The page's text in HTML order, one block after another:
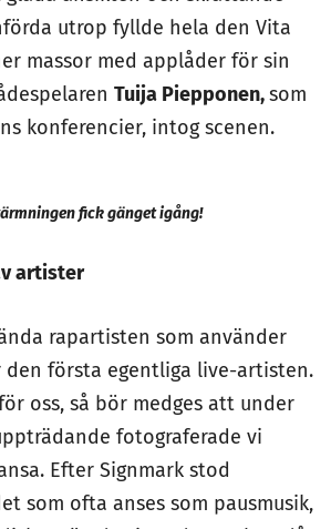
utrop fyllde hela den Vita
massor med applåder för sin
Tuija Piepponen,som
konferencier, intog scenen.
fick gänget igång!
artister
rapartisten som använder
den första egentliga live-artisten.
oss, så bör medges att under
fotograferade vi
Efter Signmark stod
som ofta anses som pausmusik,